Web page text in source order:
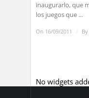
inaugurarlo, que
los juegos que ...
On 16/09/2011 / By
No widgets